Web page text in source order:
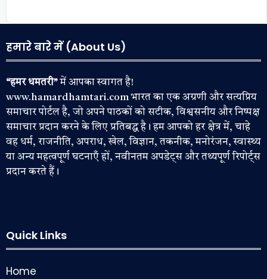
हमारे बारे में (About Us)
“हमर धमतरी”में आपका स्वागत है!
www.hamardhamtari.com भारत का एक अग्रणी और सत्यप्रिय
समाचार पोर्टल है, जो अपने पाठकों को सटीक, विश्वसनीय और निष्पक्ष
समाचार प्रदान करने के लिए प्रतिबद्ध है। हम आपको हर क्षेत्र में, चाहे
वह धर्म, राजनीति, अपराध, खेल, विज्ञान, तकनीक, मनोरंजन, स्वास्थ्य
या अन्य महत्वपूर्ण घटनाएँ हों, नवीनतम अपडेट्स और तथ्यपूर्ण रिपोर्ट्स
प्रदान करते हैं।
Quick Links
Home